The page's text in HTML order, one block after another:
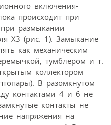
включения-
происходит при
размыкании
Х3 (рис. 1). Замыкание
как механическим
тумблером и т.
коллектором
В разомкнутом
контактами 4 и 6 не
контакты не
напряжения на